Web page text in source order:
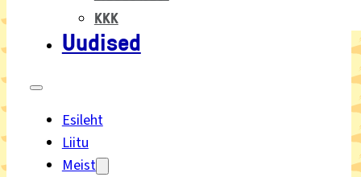
KKK
Uudised
Esileht
Liitu
Meist